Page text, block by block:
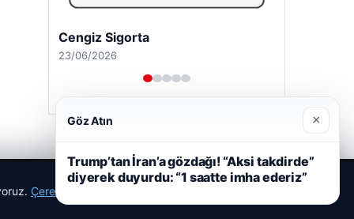
Cengiz Sigorta
23/06/2026
Çerez Politikamız
Göz Atın ×
Trump’tan İran’a gözdağı! “Aksi takdirde”
diyerek duyurdu: “1 saatte imha ederiz”